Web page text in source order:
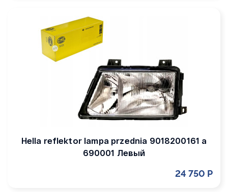
Hella reflektor lampa przednia 9018200161 a
690001 Левый
24 750 Р